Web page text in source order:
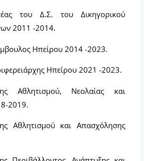
του Δ.Σ. του Δικηγορικού
2011 -2014.
Ηπείρου 2014 -2023.
Ηπείρου 2021 -2023.
Αθλητισμού, Νεολαίας και
2019.
Αθλητισμού και Απασχόλησης